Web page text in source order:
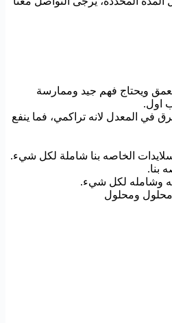
ويحتاج فهم جيد وممارسة
اول.
في المعدل لانه تراكمي، فما ينفع
الخاصه بنا شاملة لكل شيء.
بنا.
وشامله لكل شيء.
ومحلول